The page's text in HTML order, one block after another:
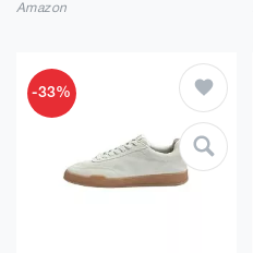
Amazon
-33%